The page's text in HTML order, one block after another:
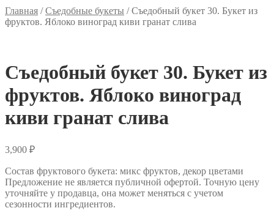
Главная /Съедобные букеты /Съедобный букет 30. Букет из
фруктов. Яблоко виноград киви гранат слива
Съедобный букет 30. Букет из
фруктов. Яблоко виноград
киви гранат слива
3,900 ₽
Состав фруктового букета: микс фруктов, декор цветами
Предложение не является публичной офертой. Точную цену
уточняйте у продавца, она может меняться с учетом
сезонности ингредиентов.